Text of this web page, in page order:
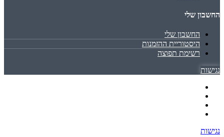
החשבון שלי
החשבון שלי
היסטוריית ההזמנות
רשימת תפוצה
נגישות
נגישות